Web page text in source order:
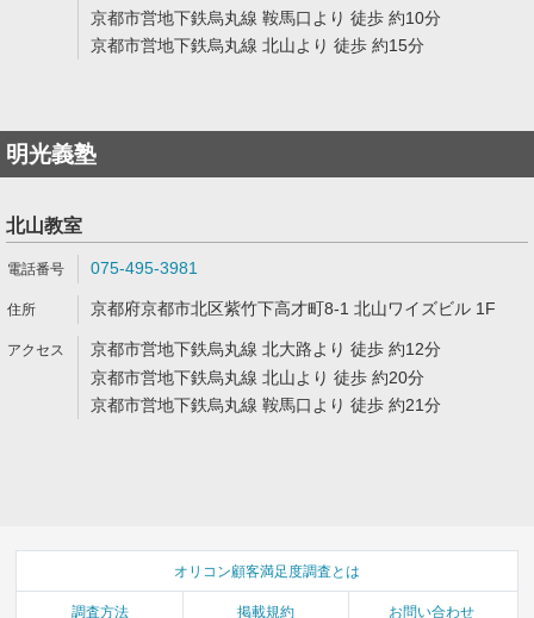
京都市営地下鉄烏丸線 鞍馬口より 徒歩 約10分
京都市営地下鉄烏丸線 北山より 徒歩 約15分
明光義塾
北山教室
075-495-3981
京都府京都市北区紫竹下高才町8-1 北山ワイズビル 1F
京都市営地下鉄烏丸線 北大路より 徒歩 約12分
京都市営地下鉄烏丸線 北山より 徒歩 約20分
京都市営地下鉄烏丸線 鞍馬口より 徒歩 約21分
オリコン顧客満足度調査とは
調査方法 掲載規約 お問い合わせ